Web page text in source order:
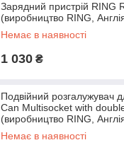
Зарядний пристрій RING
(виробництво RING,
Немає в наявності
1 030 ₴
Подвійний розгалужувач
Can Multisocket with
(виробництво RING,
Немає в наявності